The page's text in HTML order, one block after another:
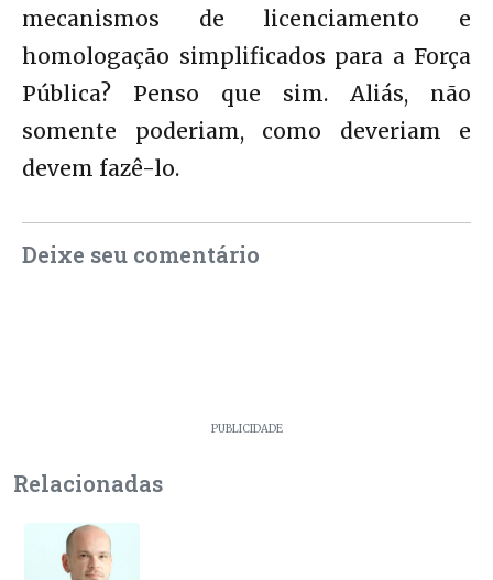
mecanismos de licenciamento e
homologação simplificados para a Força
Pública? Penso que sim. Aliás, não
somente poderiam, como deveriam e
devem fazê-lo.
Deixe seu comentário
PUBLICIDADE
Relacionadas